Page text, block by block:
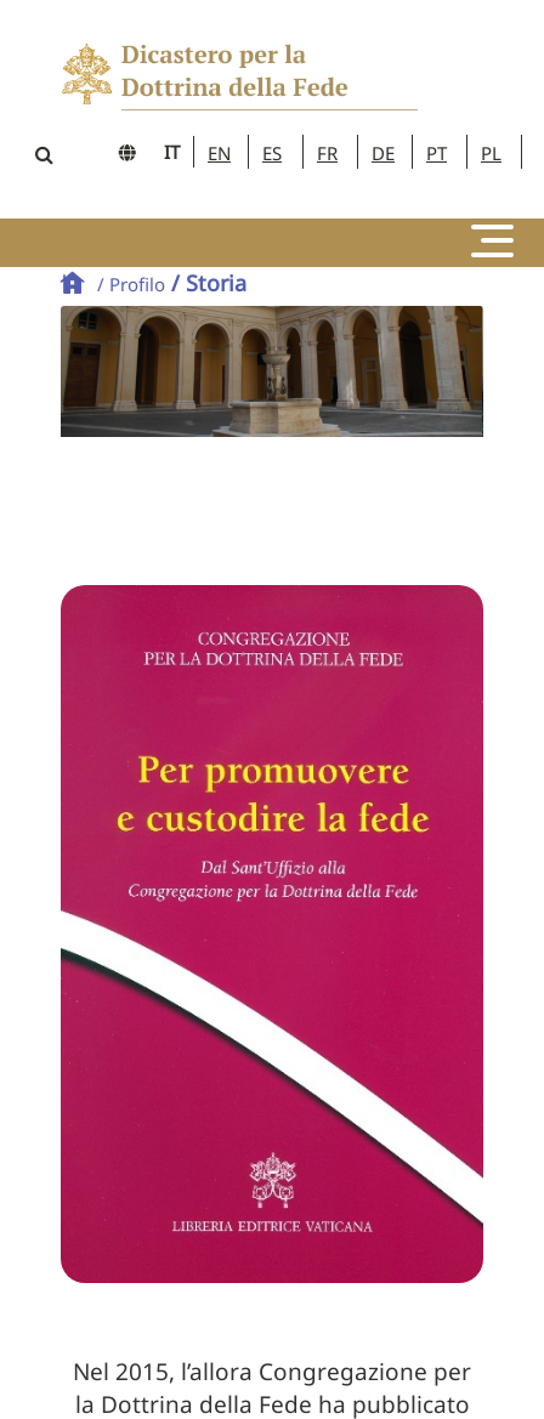
IT EN ES FR DE PT PL
/ Profilo / Storia
Nel 2015, l’allora Congregazione per
la Dottrina della Fede ha pubblicato